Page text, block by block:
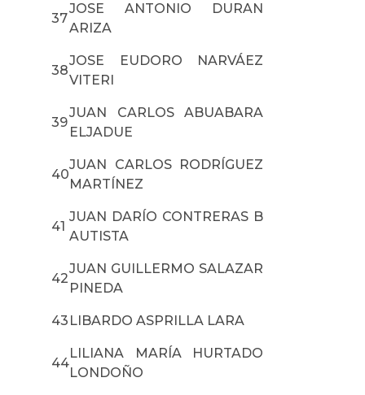
37
JOSE ANTONIO DURAN
ARIZA
38
JOSE EUDORO NARVÁEZ
VITERI
39
JUAN CARLOS ABUABARA
ELJADUE
40
JUAN CARLOS RODRÍGUEZ
MARTÍNEZ
41
JUAN DARÍO CONTRERAS B
AUTISTA
42
JUAN GUILLERMO SALAZAR
PINEDA
43 LIBARDO ASPRILLA LARA
44
LILIANA MARÍA HURTADO
LONDOÑO